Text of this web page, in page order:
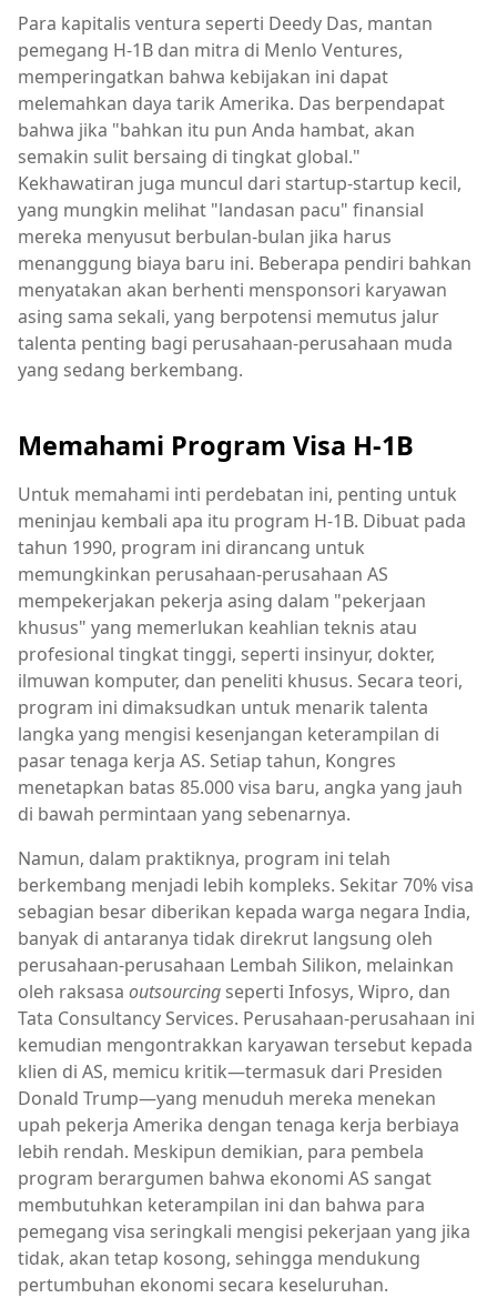
Para kapitalis ventura seperti Deedy Das, mantan
pemegang H-1B dan mitra di Menlo Ventures,
memperingatkan bahwa kebijakan ini dapat
melemahkan daya tarik Amerika. Das berpendapat
bahwa jika "bahkan itu pun Anda hambat, akan
semakin sulit bersaing di tingkat global."
Kekhawatiran juga muncul dari startup-startup kecil,
yang mungkin melihat "landasan pacu" finansial
mereka menyusut berbulan-bulan jika harus
menanggung biaya baru ini. Beberapa pendiri bahkan
menyatakan akan berhenti mensponsori karyawan
asing sama sekali, yang berpotensi memutus jalur
talenta penting bagi perusahaan-perusahaan muda
yang sedang berkembang.
Memahami Program Visa H-1B
Untuk memahami inti perdebatan ini, penting untuk
meninjau kembali apa itu program H-1B. Dibuat pada
tahun 1990, program ini dirancang untuk
memungkinkan perusahaan-perusahaan AS
mempekerjakan pekerja asing dalam "pekerjaan
khusus" yang memerlukan keahlian teknis atau
profesional tingkat tinggi, seperti insinyur, dokter,
ilmuwan komputer, dan peneliti khusus. Secara teori,
program ini dimaksudkan untuk menarik talenta
langka yang mengisi kesenjangan keterampilan di
pasar tenaga kerja AS. Setiap tahun, Kongres
menetapkan batas 85.000 visa baru, angka yang jauh
di bawah permintaan yang sebenarnya.
Namun, dalam praktiknya, program ini telah
berkembang menjadi lebih kompleks. Sekitar 70% visa
sebagian besar diberikan kepada warga negara India,
banyak di antaranya tidak direkrut langsung oleh
perusahaan-perusahaan Lembah Silikon, melainkan
oleh raksasa outsourcing seperti Infosys, Wipro, dan
Tata Consultancy Services. Perusahaan-perusahaan ini
kemudian mengontrakkan karyawan tersebut kepada
klien di AS, memicu kritik—termasuk dari Presiden
Donald Trump—yang menuduh mereka menekan
upah pekerja Amerika dengan tenaga kerja berbiaya
lebih rendah. Meskipun demikian, para pembela
program berargumen bahwa ekonomi AS sangat
membutuhkan keterampilan ini dan bahwa para
pemegang visa seringkali mengisi pekerjaan yang jika
tidak, akan tetap kosong, sehingga mendukung
pertumbuhan ekonomi secara keseluruhan.